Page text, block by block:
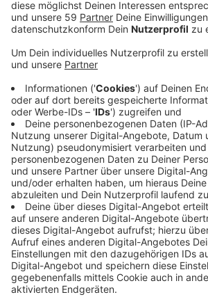
Anzeige
Wie im letzten Jahr müssen alle
Mehrweggeschirr und einem
Das Gelände öffnet um 14.00 Uhr.
Eröffnung ist um 16.30 Uhr. Die
Rheinkirmesstammen inzwischen
Aus den Niederlanden kommt der
Propeller der Welt, die Fahrgäste
Höhe mit Tempo 130 durch die Luft
Fahrgeschäft feiert Premiere in
drei Millionen Euro gekostet.
Aussichtsplattform "The Look". Vier
auf 71 Meter Höhe und bieten einen
Ausblick über Düsseldorf. Insgesamt
Schausteller dabei. Die Polizei ist mit